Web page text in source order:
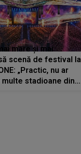
mare și mai
scenă de festival la
„Practic, nu ar
stadioane din